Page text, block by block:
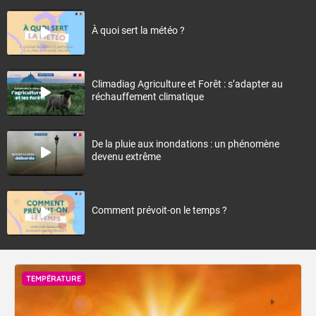
À quoi sert la météo ?
Climadiag Agriculture et Forêt : s’adapter au
réchauffement climatique
De la pluie aux inondations : un phénomène
devenu extrême
Comment prévoit-on le temps ?
TEMPÉRATURE